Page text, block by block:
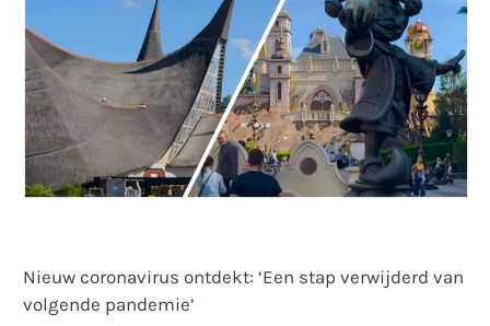
Nieuw coronavirus ontdekt: ‘Een stap verwijderd van
volgende pandemie’